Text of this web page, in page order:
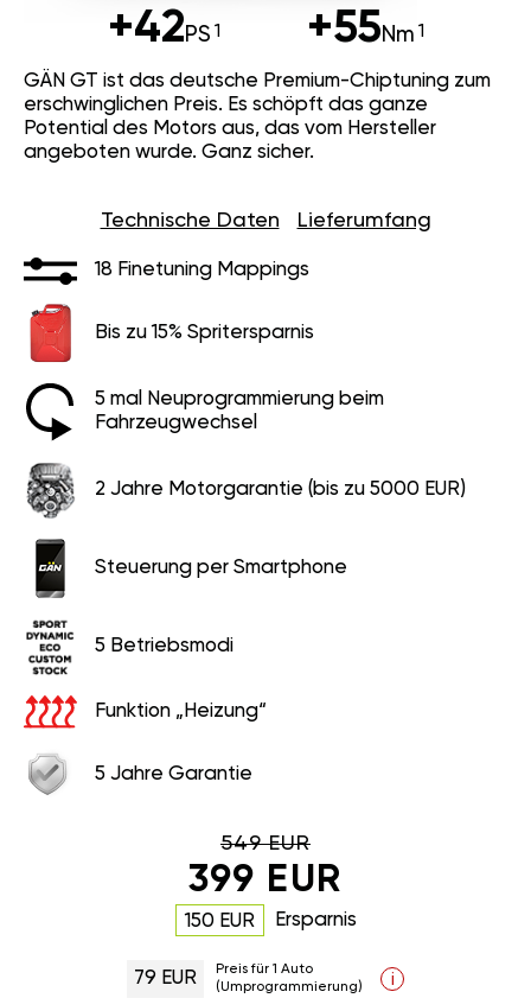
+42PS +55Nm
GÄN GT ist das deutsche Premium-Chiptuning zum
erschwinglichen Preis. Es schöpft das ganze
Potential des Motors aus, das vom Hersteller
angeboten wurde. Ganz sicher.
Technische Daten Lieferumfang
18 Finetuning Mappings
Bis zu 15% Spritersparnis
5 mal Neuprogrammierung beim
Fahrzeugwechsel
2 Jahre Motorgarantie (bis zu 5000 EUR)
Steuerung per Smartphone
5 Betriebsmodi
Funktion „Heizung“
5 Jahre Garantie
549 EUR
399 EUR
150 EUR Ersparnis
79 EUR
Preis für 1 Auto
(Umprogrammierung)
i